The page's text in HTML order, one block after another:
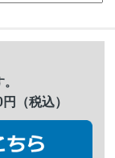
（税込）